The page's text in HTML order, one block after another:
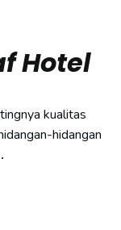
Hotel
kualitas
hidangan